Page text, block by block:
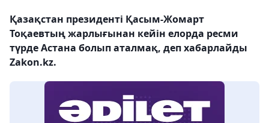
Қазақстан президенті Қасым-Жомарт
Тоқаевтың жарлығынан кейін елорда ресми
түрде Астана болып аталмақ, деп хабарлайды
Zakon.kz.